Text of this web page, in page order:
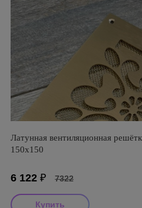
Латунная вентиляционная
150х150
6 122 ₽ 7322